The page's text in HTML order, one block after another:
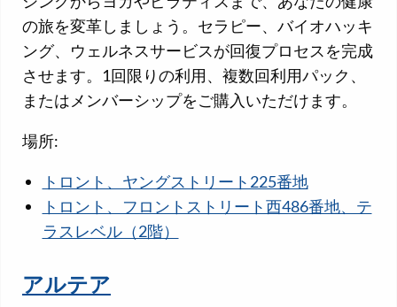
の旅を変革しましょう。セラピー、バイオハッキ
ング、ウェルネスサービスが回復プロセスを完成
させます。1回限りの利用、複数回利用パック、
またはメンバーシップをご購入いただけます。
場所:
トロント、ヤングストリート225番地
トロント、フロントストリート西486番地、テ
ラスレベル（2階）
アルテア